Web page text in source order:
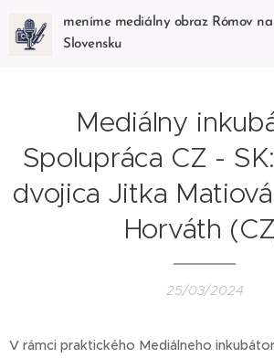
meníme mediálny obraz Rómov na
Slovensku
Mediálny
Spolupráca CZ -
dvojica Jitka
Horváth
25/03/2024
V rámci praktického Mediálneho